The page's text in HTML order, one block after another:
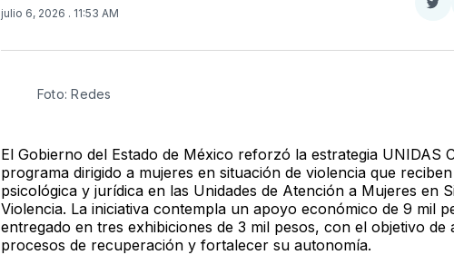
julio 6, 2026 . 11:53 AM
Foto: Redes
El Gobierno del Estado de México reforzó la estrategia UNIDAS
programa dirigido a mujeres en situación de violencia que
psicológica y jurídica en las Unidades de Atención a Mujeres en
Violencia. La iniciativa contempla un apoyo económico de 9 mil
entregado en tres exhibiciones de 3 mil pesos, con el objetivo de
procesos de recuperación y fortalecer su autonomía.